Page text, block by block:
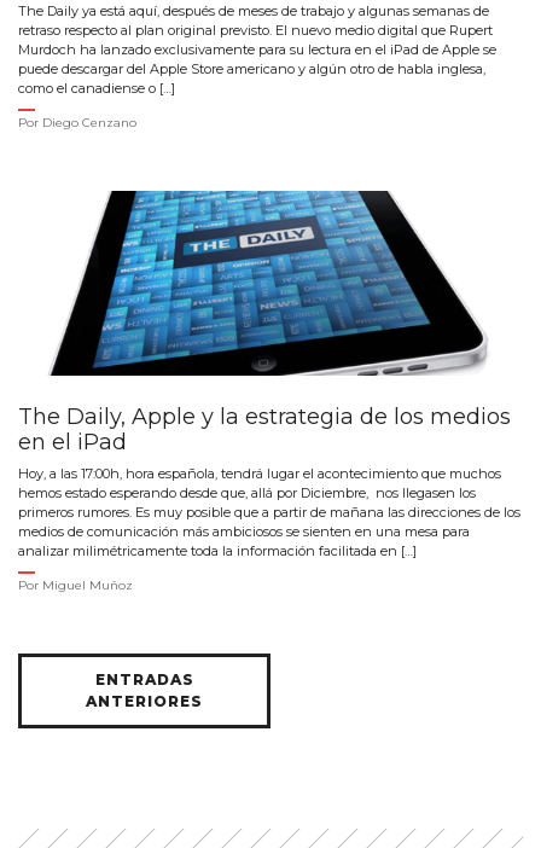
The Daily ya está aquí, después de meses de trabajo y algunas semanas de
retraso respecto al plan original previsto. El nuevo medio digital que Rupert
Murdoch ha lanzado exclusivamente para su lectura en el iPad de Apple se
puede descargar del Apple Store americano y algún otro de habla inglesa,
como el canadiense o […]
Por Diego Cenzano
The Daily, Apple y la estrategia de los medios
en el iPad
Hoy, a las 17:00h, hora española, tendrá lugar el acontecimiento que muchos
hemos estado esperando desde que, allá por Diciembre, nos llegasen los
primeros rumores. Es muy posible que a partir de mañana las direcciones de los
medios de comunicación más ambiciosos se sienten en una mesa para
analizar milimétricamente toda la información facilitada en […]
Por Miguel Muñoz
Navegación
entradas
ENTRADAS
ANTERIORES